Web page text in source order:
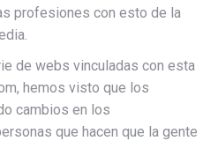
profesiones con esto de la
de webs vinculadas con esta
hemos visto que los
cambios en los
que hacen que la gente